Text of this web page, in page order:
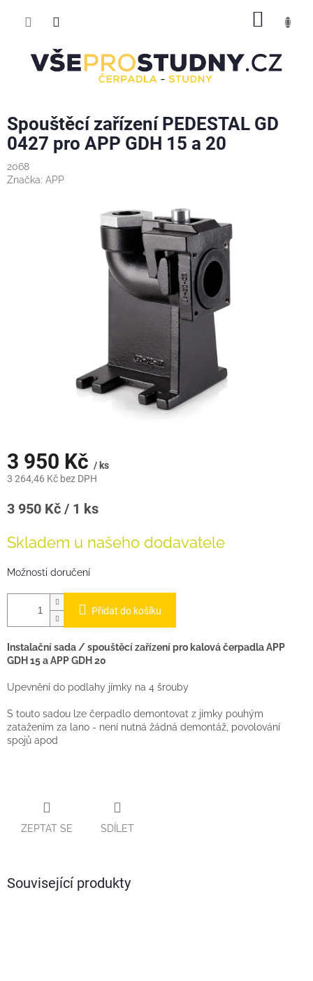
Spouštěcí zařízení PEDESTAL GD
0427 pro APP GDH 15 a 20
2068
Značka: APP
3 950 Kč / ks
3 264,46 Kč bez DPH
Měrná
3 950 Kč / 1 ks
Skladem u našeho dodavatele
Možnosti doručení
Přidat do košíku
Instalační sada / spouštěcí zařízení pro kalová čerpadla APP
GDH 15 a APP GDH 20
Upevnění do podlahy jímky na 4 šrouby
S touto sadou lze čerpadlo demontovat z jímky pouhým
zatažením za lano - není nutná žádná demontáž, povolování
spojů apod
ZEPTAT SE SDÍLET
Související produkty